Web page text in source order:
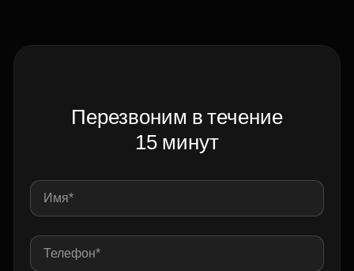
Перезвоним в течение
15 минут